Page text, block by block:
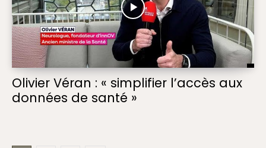
Olivier Véran : « simplifier l’accès aux
données de santé »